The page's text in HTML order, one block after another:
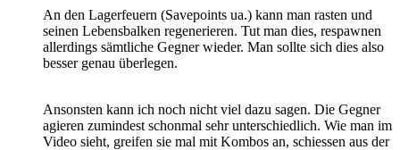
An den Lagerfeuern (Savepoints ua.) kann man rasten und
seinen Lebensbalken regenerieren. Tut man dies, respawnen
allerdings sämtliche Gegner wieder. Man sollte sich dies also
besser genau überlegen.
Ansonsten kann ich noch nicht viel dazu sagen. Die Gegner
agieren zumindest schonmal sehr unterschiedlich. Wie man im
Video sieht, greifen sie mal mit Kombos an, schiessen aus der